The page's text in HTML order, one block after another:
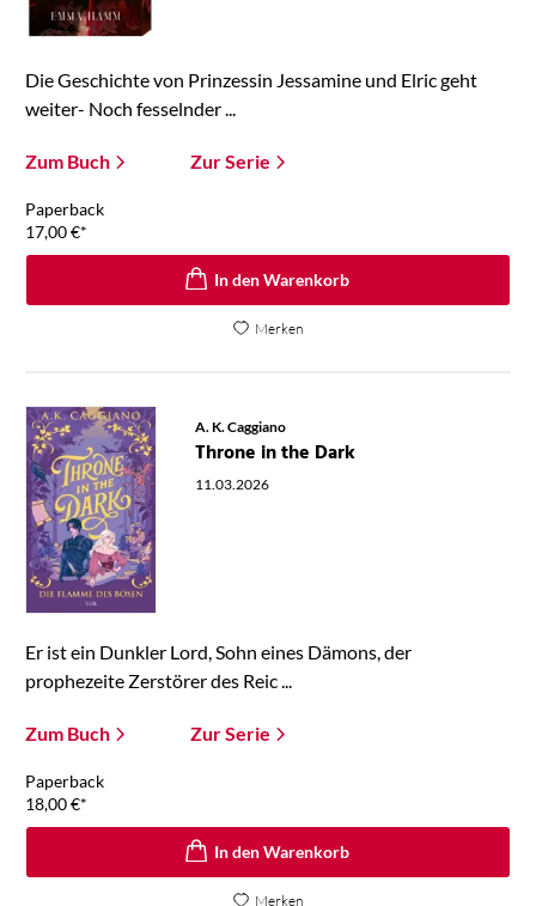
Die Geschichte von Prinzessin Jessamine und Elric geht
weiter- Noch fesselnder ...
Zum Buch Zur Serie
Paperback
17,00€*
In den Warenkorb
Merken
A. K. Caggiano
Throne in the Dark
11.03.2026
Er ist ein Dunkler Lord, Sohn eines Dämons, der
prophezeite Zerstörer des Reic ...
Zum Buch Zur Serie
Paperback
18,00€*
In den Warenkorb
Merken